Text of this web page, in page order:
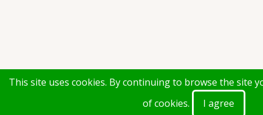
This site uses cookies. By continuing to browse the site
of cookies.
I agree